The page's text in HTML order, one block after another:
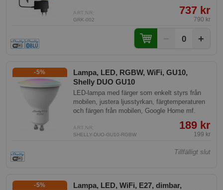
scheman mm. Denna stänger även vid
strömavbrott. 12V gör att den är ofarlig att
koppla.
ART.NR:
GRK-002
737 kr
790 kr
0 +
Lampa, LED, RGBW, WiFi, GU10,
Shelly DUO GU10
-5%
LED-lampa med färger som enkelt styrs från
mobilen, justera ljusstyrkan, färgtemperaturen
och färgen från mobilen, Google Home mf.
ART.NR:
SHELLY-DUO-GU10-RGBW
189 kr
199 kr
Tillfälligt slut
Lampa, LED, WiFi, E27, dimbar,
-5%